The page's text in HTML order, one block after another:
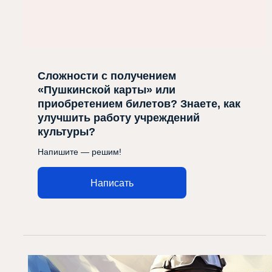
Сложности с получением
«Пушкинской карты» или
приобретением билетов? Знаете, как
улучшить работу учреждений
культуры?
Напишите — решим!
Написать